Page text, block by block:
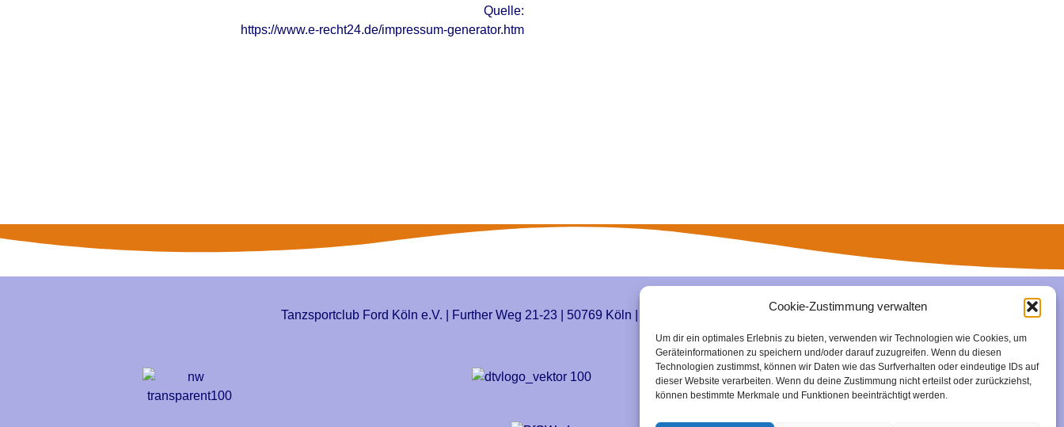
Cookie-Zustimmung verwalten
Um dir ein optimales Erlebnis zu bieten, verwenden wir Technologien wie Cookies, um
Geräteinformationen zu speichern und/oder darauf zuzugreifen. Wenn du diesen
Technologien zustimmst, können wir Daten wie das Surfverhalten oder eindeutige IDs auf
dieser Website verarbeiten. Wenn du deine Zustimmung nicht erteilst oder zurückziehst,
können bestimmte Merkmale und Funktionen beeinträchtigt werden.
Quelle:
https://www.e-recht24.de/impressum-generator.htm
Tanzsportclub Ford Köln e.V. | Further Weg 21-23 | 50769 Köln | Mobil: 0152 – 042 159 84